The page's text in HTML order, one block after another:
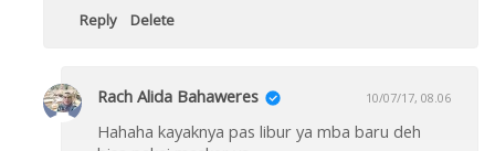
Reply Delete
Rach Alida Bahaweres 10/07/17, 08.06
Hahaha kayaknya pas libur ya mba baru deh